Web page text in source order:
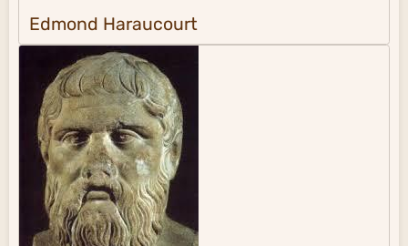
Edmond Haraucourt